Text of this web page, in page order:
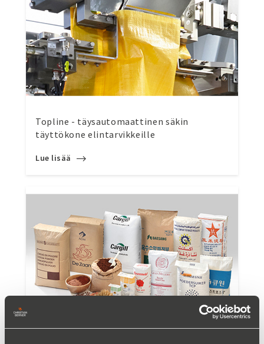
Topline - täysautomaattinen säkin
täyttökone elintarvikkeille
Lue lisää